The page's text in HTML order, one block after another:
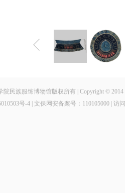
院民族服饰博物馆版权所有 | Copyright © 2014
号-4 | 文保网安备案号：110105000 | 访